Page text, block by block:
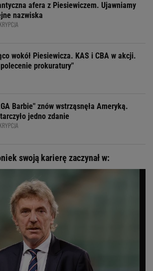
afera z Piesiewiczem. Ujawniamy
nazwiska
wokół Piesiewicza. KAS i CBA w akcji.
prokuratury"
Barbie" znów wstrząsnęła Ameryką.
jedno zdanie
swoją karierę zaczynał w: